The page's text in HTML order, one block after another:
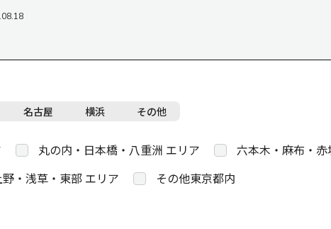
名古屋 横浜 その他
丸の内・日本橋・八重洲 エリア
六本木・麻布・
・浅草・東部 エリア その他東京都内